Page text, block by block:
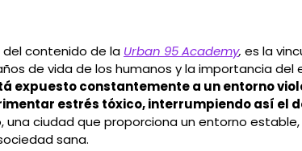
contenido de la Urban 95 Academy, es la
de vida de los humanos y la importancia del
expuesto constantemente a un entorno
estrés tóxico, interrumpiendo así el
una ciudad que proporciona un entorno
sana.